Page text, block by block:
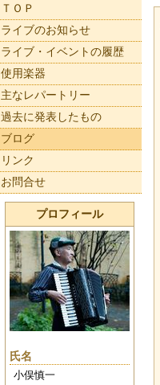
ＴＯＰ
ライブのお知らせ
ライブ・イベントの履歴
使用楽器
主なレパートリー
過去に発表したもの
ブログ
リンク
お問合せ
プロフィール
氏名
小俣慎一